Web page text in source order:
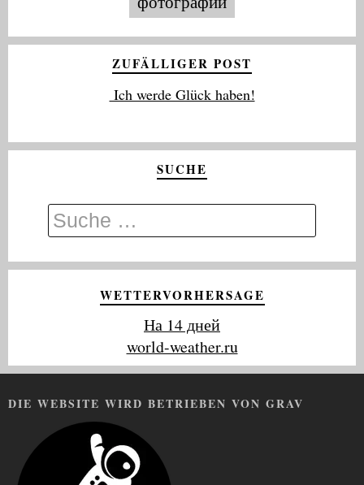
ZUFÄLLIGER POST
Ich werde Glück haben!
SUCHE
WETTERVORHERSAGE
На 14 дней
world-weather.ru
DIE WEBSITE WIRD BETRIEBEN VON GRAV